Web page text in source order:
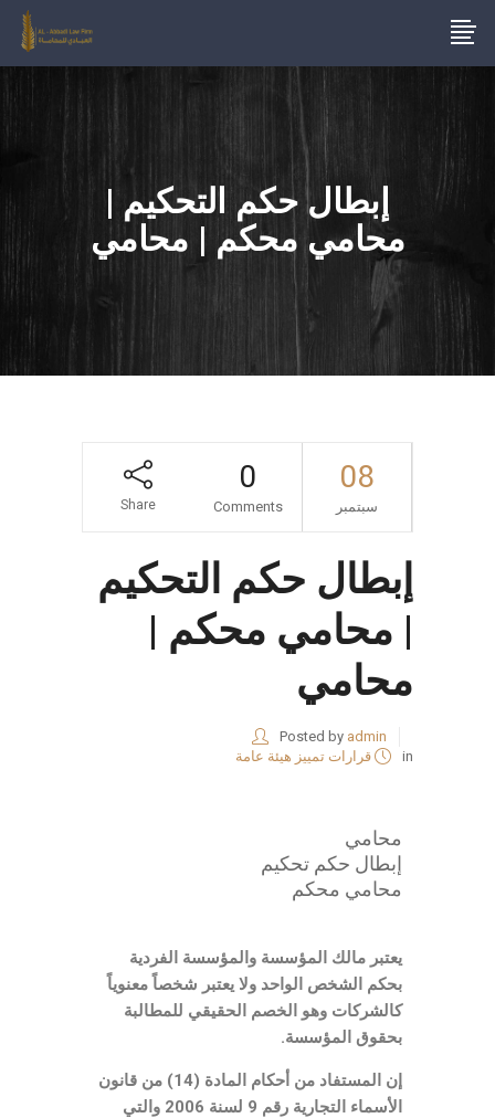
إبطال حكم التحكيم |
محامي محكم | محامي
08
سبتمبر
0
Comments
Share
إبطال حكم التحكيم
| محامي محكم |
محامي
Posted by admin
in
قرارات تمييز هيئة عامة
محامي
إبطال حكم تحكيم
محامي محكم
يعتبر مالك المؤسسة والمؤسسة الفردية
بحكم الشخص الواحد ولا يعتبر شخصاً معنوياً
كالشركات وهو الخصم الحقيقي للمطالبة
بحقوق المؤسسة.
إن المستفاد من أحكام المادة (14) من قانون
الأسماء التجارية رقم 9 لسنة 2006 والتي